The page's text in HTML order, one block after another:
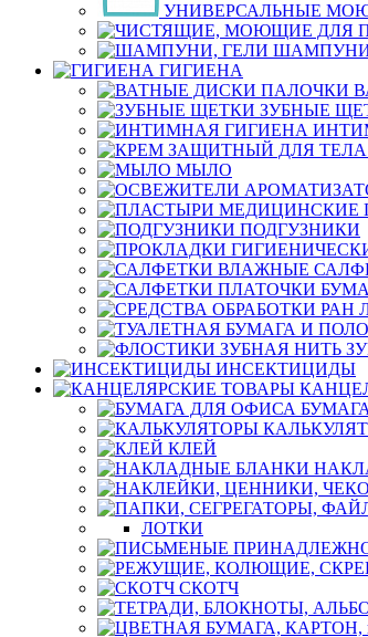
УНИВЕРСАЛЬНЫЕ
ГИГИЕНА
ЗУБНЫЕ
МЫЛО
ПОДГУЗНИКИ
ИНСЕКТИЦИДЫ
КЛЕЙ
ЛОТКИ
СКОТЧ